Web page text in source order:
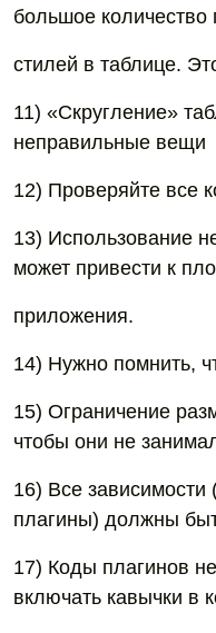
большое
стилей в таблице.
11) «Скругление»
неправильные вещи
12) Проверяйте все
13) Использование
может привести к
приложения.
14) Нужно помнить,
15) Ограничение
чтобы они не
16) Все зависимости
плагины) должны
17) Коды плагинов
включать кавычки в